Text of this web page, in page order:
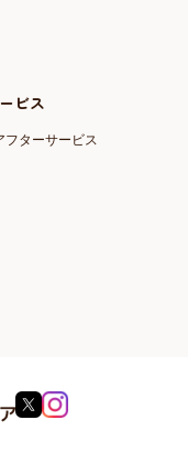
ビス
フターサービス